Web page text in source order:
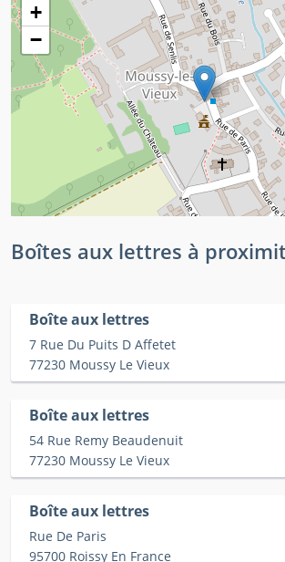
+
−
Boîtes aux lettres à
Boîte aux lettres
7 Rue Du Puits D Affetet
77230 Moussy Le Vieux
Boîte aux lettres
54 Rue Remy Beaudenuit
77230 Moussy Le Vieux
Boîte aux lettres
Rue De Paris
95700 Roissy En France